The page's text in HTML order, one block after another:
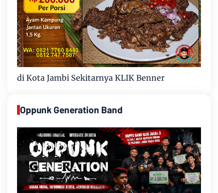
di Kota Jambi Sekitarnya KLIK Benner
Oppunk Generation Band